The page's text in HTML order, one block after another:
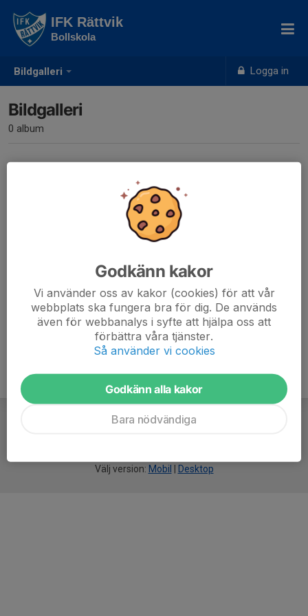
Bildgalleri Logga in
IFK Rättvik
Bollskola
Bildgalleri
0 album
Inga album skapade
Välj version: Mobil Desktop
Godkänn kakor
Vi använder oss av kakor (cookies) för att vår
webbplats ska fungera bra för dig. De används
även för webbanalys i syfte att hjälpa oss att
förbättra våra tjänster.
Så använder vi cookies
Godkänn alla kakor
Bara nödvändiga